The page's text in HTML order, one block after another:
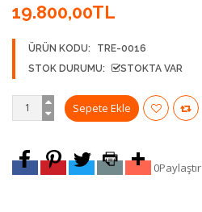
19.800,00TL
ÜRÜN KODU:
TRE-0016
STOK DURUMU:
STOKTA VAR
0Paylaştır